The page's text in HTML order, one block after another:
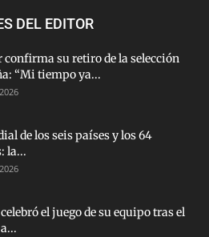
DEL EDITOR
confirma su retiro de la selección
“Mi tiempo ya...
de los seis países y los 64
la...
el juego de su equipo tras el